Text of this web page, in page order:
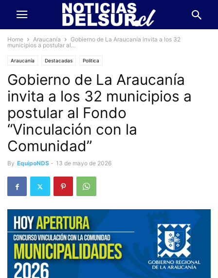
Home Araucanía
Gobierno de La Araucanía invita a los 32
municipios a postular al...
Araucanía Destacadas Politica
Gobierno de La Araucanía
invita a los 32 municipios a
postular al Fondo
“Vinculación con la
Comunidad”
By EquipoNDS - 13 de mayo de 2026